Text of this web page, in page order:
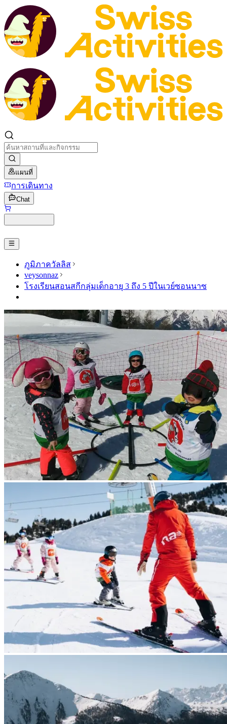
แผนที่
การเดินทาง
Chat
ภูมิภาควัลลิส
veysonnaz
โรงเรียนสอนสกีกลุ่มเด็กอายุ 3 ถึง 5 ปีในเวย์ซอนนาซ